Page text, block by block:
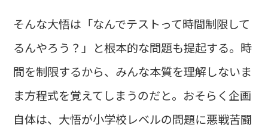
そんな大悟は「なんでテストって時間制限して
るんやろう？」と根本的な問題も提起する。時
間を制限するから、みんな本質を理解しないま
ま方程式を覚えてしまうのだと。おそらく企画
自体は、大悟が小学校レベルの問題に悪戦苦闘